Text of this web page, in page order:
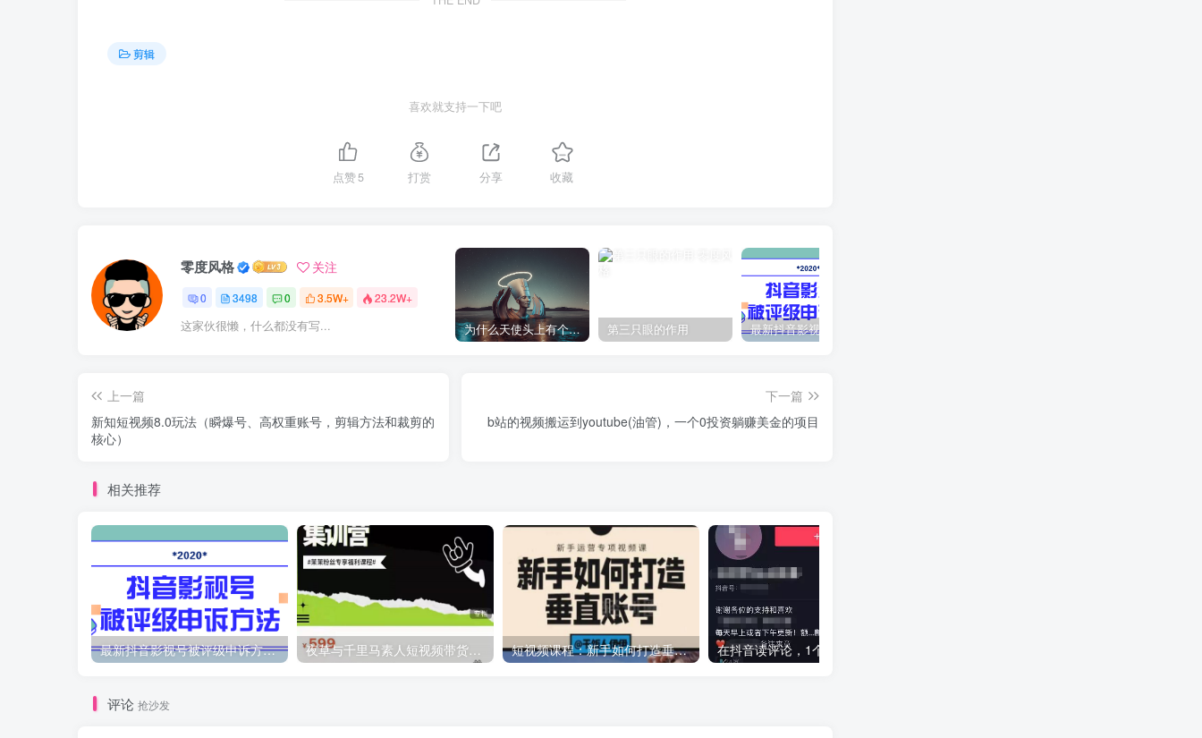
剪辑
喜欢就支持一下吧
点赞5 打赏 分享 收藏
零度风格 关注
0 3498 0 3.5W+ 23.2W+
这家伙很懒，什么都没有写... 为什么天使头上有个圈？ 第三只眼的作用
上一篇
新知短视频8.0玩法（瞬爆号、高权重账号，剪辑方法和裁剪的
核心）
下一篇
b站的视频搬运到youtube(油管)，一个0投资躺赚美金的项目
相关推荐
最新抖音影视号被评级申诉方法视频教程 夜草与千里马素人短视频带货集训营，薛辉团队价值599元 短视频课程：新手如何打造垂直账号，教你标准流程搭建基础账号（录播+直播）
评论 抢沙发